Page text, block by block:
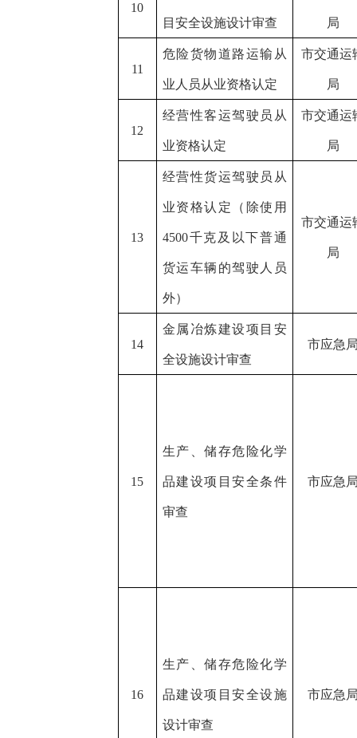
10
目安全设施设计审查 局
11
危险货物道路运输从
业人员从业资格认定
市交通运
局
12
经营性客运驾驶员从
业资格认定
市交通运
局
13
经营性货运驾驶员从
业资格认定（除使用
4500千克及以下普通
货运车辆的驾驶人员
外）
市交通运
局
14
金属冶炼建设项目安
全设施设计审查
市应急
15
生产、储存危险化学
品建设项目安全条件
审查
市应急
16
生产、储存危险化学
品建设项目安全设施
设计审查
市应急